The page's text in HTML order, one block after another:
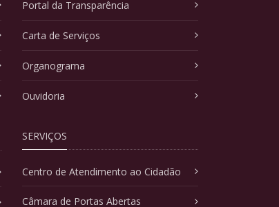
Portal da Transparência
Carta de Serviços
Organograma
Ouvidoria
SERVIÇOS
Centro de Atendimento ao Cidadão
Câmara de Portas Abertas